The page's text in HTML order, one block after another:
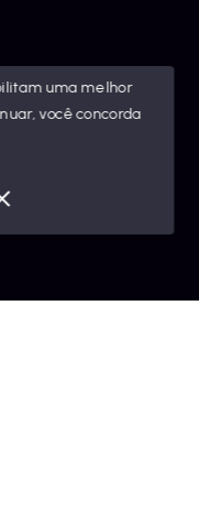
- Todos os
uma melhor
você concorda